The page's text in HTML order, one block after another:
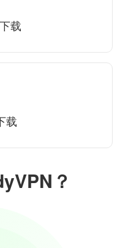
？
载
载